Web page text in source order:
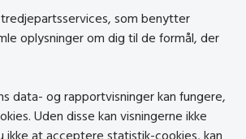
tredjepartsservices, som benytter
oplysninger om dig til de formål, der
data- og rapportvisninger kan fungere,
Uden disse kan visningerne ikke
ikke at acceptere statistik-cookies, kan